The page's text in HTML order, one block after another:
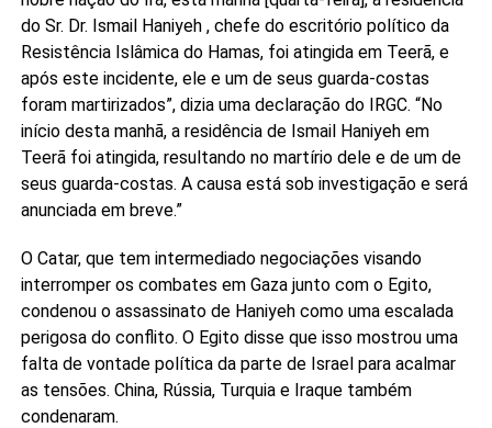
do Sr. Dr. Ismail Haniyeh , chefe do escritório político da
Resistência Islâmica do Hamas, foi atingida em Teerã, e
após este incidente, ele e um de seus guarda-costas
foram martirizados”, dizia uma declaração do IRGC. “No
início desta manhã, a residência de Ismail Haniyeh em
Teerã foi atingida, resultando no martírio dele e de um de
seus guarda-costas. A causa está sob investigação e será
anunciada em breve.”
O Catar, que tem intermediado negociações visando
interromper os combates em Gaza junto com o Egito,
condenou o assassinato de Haniyeh como uma escalada
perigosa do conflito. O Egito disse que isso mostrou uma
falta de vontade política da parte de Israel para acalmar
as tensões. China, Rússia, Turquia e Iraque também
condenaram.